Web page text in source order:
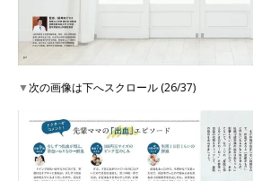
▼次の画像は下へスクロール (26/37)